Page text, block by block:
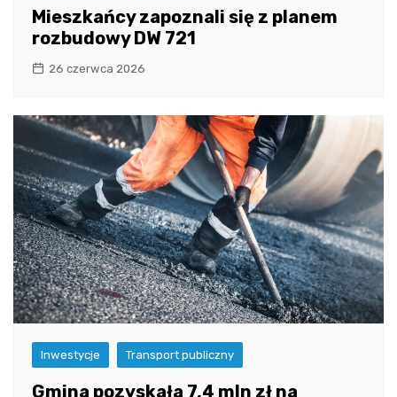
Mieszkańcy zapoznali się z planem
rozbudowy DW 721
26 czerwca 2026
Inwestycje Transport publiczny
Gmina pozyskała 7,4 mln zł na